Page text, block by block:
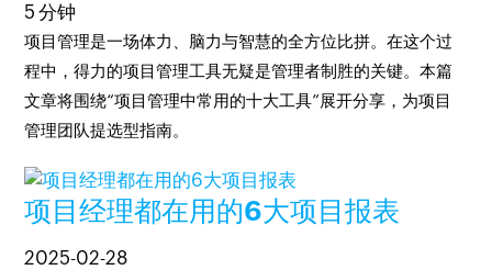
5 分钟
项目管理是一场体力、脑力与智慧的全方位比拼。在这个过
程中，得力的项目管理工具无疑是管理者制胜的关键。本篇
文章将围绕“项目管理中常用的十大工具”展开分享，为项目
管理团队提选型指南。
项目经理都在用的6大项目报表
2025-02-28